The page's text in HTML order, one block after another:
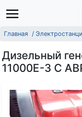
Главная
Дизельный
11000E-3 С